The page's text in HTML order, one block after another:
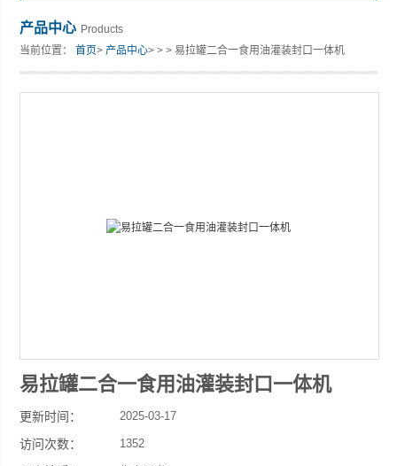
张家港市裕丰饮料机械有限公司
产品中心 Products
当前位置：首页>产品中心> > > 易拉罐二合一食用油灌装封口一体机
易拉罐二合一食用油灌装封口一体机
更新时间： 2025-03-17
访问次数： 1352